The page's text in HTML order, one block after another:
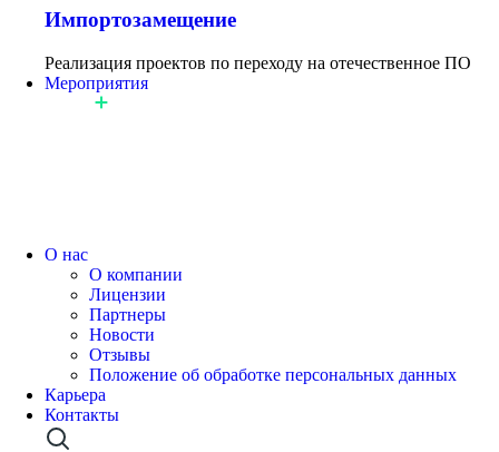
Импортозамещение
Реализация проектов по переходу на отечественное ПО
Мероприятия
О нас
О компании
Лицензии
Партнеры
Новости
Отзывы
Положение об обработке персональных данных
Карьера
Контакты